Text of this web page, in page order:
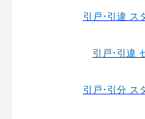
引戸･引違 ス
引戸･引違
引戸･引分 ス